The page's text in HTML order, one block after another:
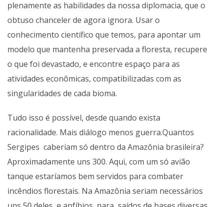
plenamente as habilidades da nossa diplomacia, que o
obtuso chanceler de agora ignora. Usar o
conhecimento científico que temos, para apontar um
modelo que mantenha preservada a floresta, recupere
o que foi devastado, e encontre espaço para as
atividades econômicas, compatibilizadas com as
singularidades de cada bioma.
Tudo isso é possível, desde quando exista
racionalidade. Mais diálogo menos guerra.Quantos
Sergipes caberiam só dentro da Amazônia brasileira?
Aproximadamente uns 300. Aqui, com um só avião
tanque estaríamos bem servidos para combater
incêndios florestais. Na Amazônia seriam necessários